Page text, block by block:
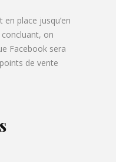
place jusqu’en
on
Facebook sera
de vente